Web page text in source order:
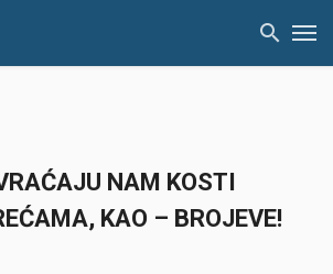
NAM KOSTI
KAO – BROJEVE!